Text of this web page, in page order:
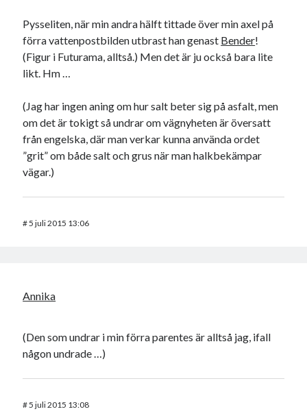
Pysseliten, när min andra hälft tittade över min axel på
förra vattenpostbilden utbrast han genast Bender!
(Figur i Futurama, alltså.) Men det är ju också bara lite
likt. Hm …
(Jag har ingen aning om hur salt beter sig på asfalt, men
om det är tokigt så undrar om vägnyheten är översatt
från engelska, där man verkar kunna använda ordet
”grit” om både salt och grus när man halkbekämpar
vägar.)
#5 juli 2015 13:06
Annika
(Den som undrar i min förra parentes är alltså jag, ifall
någon undrade …)
#5 juli 2015 13:08